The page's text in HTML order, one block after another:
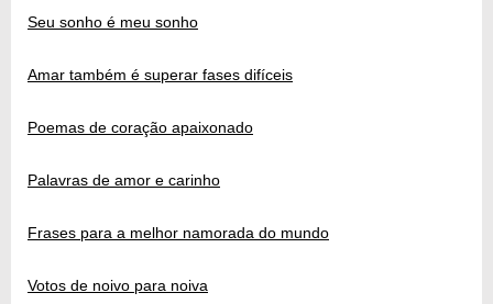
Seu sonho é meu sonho
Amar também é superar fases difíceis
Poemas de coração apaixonado
Palavras de amor e carinho
Frases para a melhor namorada do mundo
Votos de noivo para noiva